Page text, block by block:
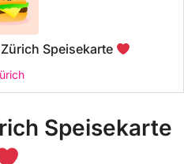
Speisekarte
Speisekarte